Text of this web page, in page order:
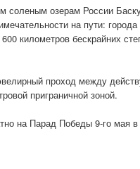
соленым озерам России
на пути:
километров бескрайних
проход между
приграничной зоной.
на Парад Победы 9-го мая в